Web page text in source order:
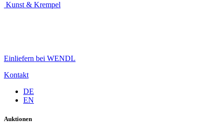
Kunst & Krempel
Einliefern bei WENDL
Kontakt
DE
EN
Auktionen